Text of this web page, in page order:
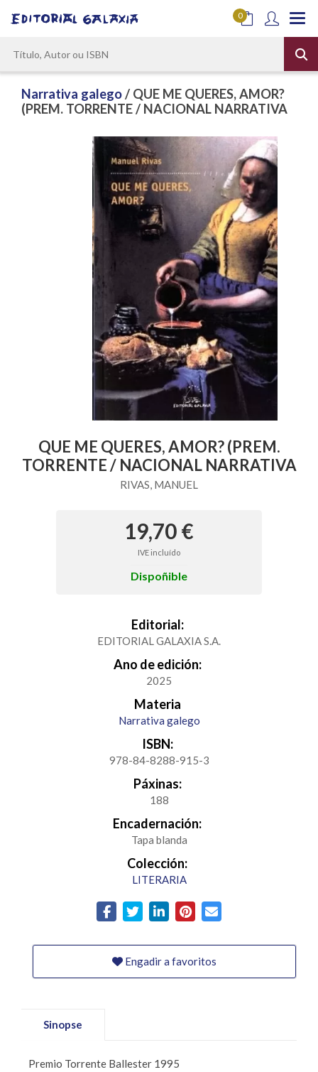
0
Narrativa galego/ QUE ME QUERES, AMOR?
(PREM. TORRENTE / NACIONAL NARRATIVA
QUE ME QUERES, AMOR? (PREM.
TORRENTE / NACIONAL NARRATIVA
RIVAS, MANUEL
19,70 €
IVE incluído
Dispoñible
Editorial:
EDITORIAL GALAXIA S.A.
Ano de edición:
2025
Materia
Narrativa galego
ISBN:
978-84-8288-915-3
Páxinas:
188
Encadernación:
Tapa blanda
Colección:
LITERARIA
Engadir a favoritos
Sinopse
Premio Torrente Ballester 1995